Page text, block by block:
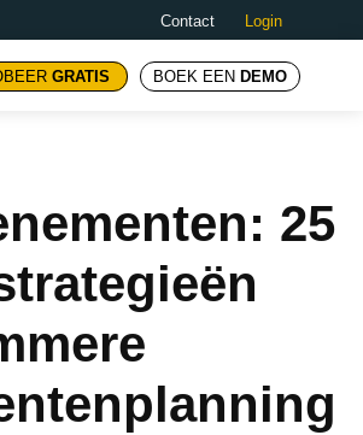
Contact Login
GRATIS BOEK EEN DEMO
25